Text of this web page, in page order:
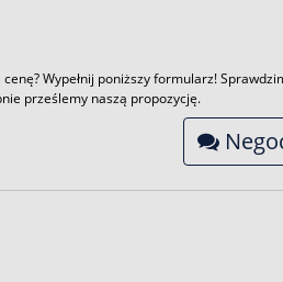
Wypełnij poniższy formularz!
prześlemy naszą propozycję.